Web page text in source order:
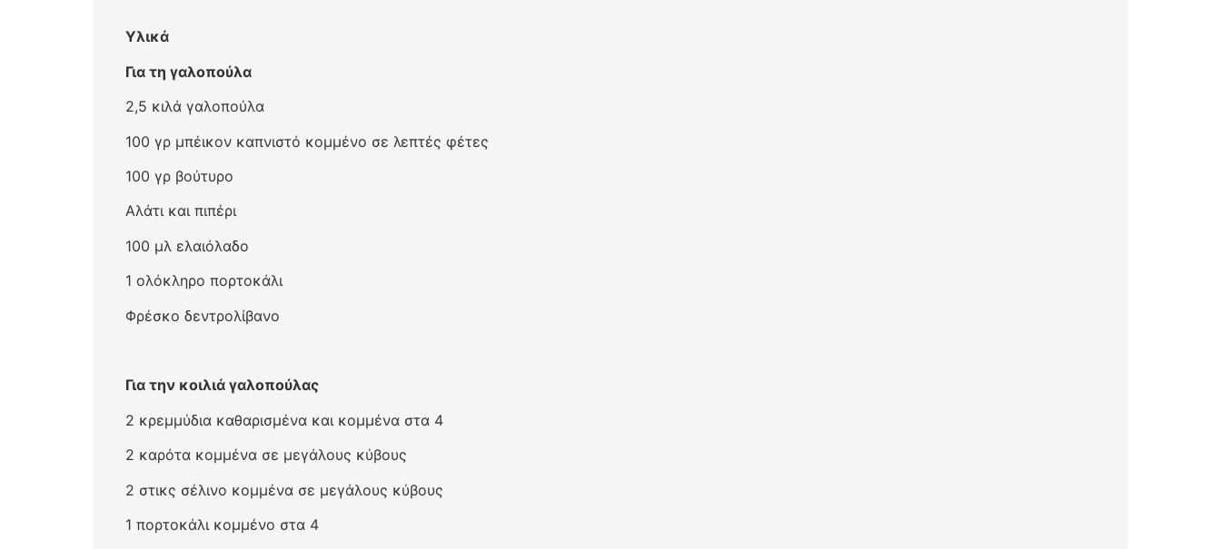
Υλικά
Για τη γαλοπούλα
2,5 κιλά γαλοπούλα
100 γρ μπέικον καπνιστό κομμένο σε λεπτές φέτες
100 γρ βούτυρο
Αλάτι και πιπέρι
100 μλ ελαιόλαδο
1 ολόκληρο πορτοκάλι
Φρέσκο δεντρολίβανο
Για την κοιλιά γαλοπούλας
2 κρεμμύδια καθαρισμένα και κομμένα στα 4
2 καρότα κομμένα σε μεγάλους κύβους
2 στικς σέλινο κομμένα σε μεγάλους κύβους
1 πορτοκάλι κομμένο στα 4